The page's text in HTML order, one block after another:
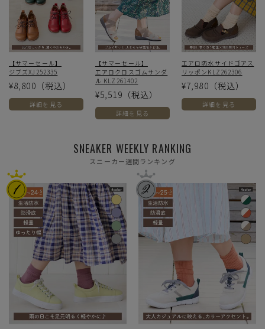
【サマーセール】
ジブズXJ252335
¥8,800 （税込）
詳細を見る
【サマーセール】
エアロクロスゴムサンダ
ル KLZ261402
¥5,519 （税込）
詳細を見る
エアロ防水サイドゴアス
リッポンKLZ262306
¥7,980 （税込）
詳細を見る
SNEAKER WEEKLY RANKING
スニーカー週間ランキング